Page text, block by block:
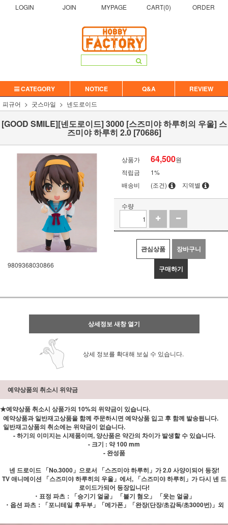
LOGIN JOIN MYPAGE CART(0) ORDER
CATEGORY NOTICE Q&A REVIEW
피규어 굿스마일 넨도로이드
[GOOD SMILE][넨도로이드] 3000 [스즈미야 하루히의 우울] 스
즈미야 하루히 2.0 [70686]
9809368030866
상품가 64,500원
적립금
1%
배송비
(조건) 지역별
수량
관심상품 장바구니
구매하기
상세정보 새창 열기
상세 정보를 확대해 보실 수 있습니다.
예약상품의 취소시 위약금
★예약상품 취소시 상품가의 10%의 위약금이 있습니다.
예약상품과 일반재고상품을 함께 주문하시면 예약상품 입고 후 함께 발송됩니다.
일반재고상품의 취소에는 위약금이 없습니다.
- 하기의 이미지는 시제품이며, 양산품은 약간의 차이가 발생할 수 있습니다.
- 크기 : 약 100 mm
- 완성품
넨 드로이드 「No.3000」으로서 「스즈미야 하루히」가 2.0 사양이되어 등장!
TV 애니메이션 「스즈미야 하루히의 우울」에서, 「스즈미야 하루히」가 다시 넨 드
로이드가되어 등장입니다!
・표정 파츠：「승기기 얼굴」 「불기 혐오」 「웃는 얼굴」
・옵션 파츠：「포니테일 후두부」「메가폰」「완장(단장/초감독/초3000번)」외